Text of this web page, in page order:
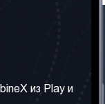
и Условия
из Play и